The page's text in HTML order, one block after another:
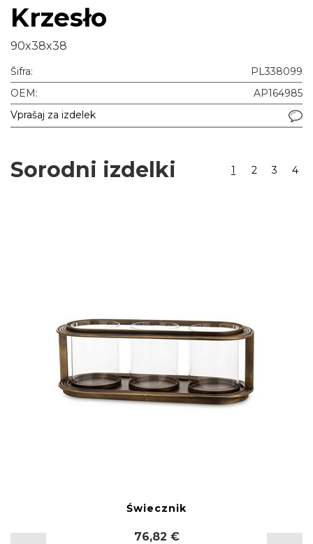
Krzesło
90x38x38
Šifra:
PL338099
OEM:
AP164985
Vprašaj za izdelek
Sorodni izdelki 1 2 3 4
Świecznik
76,82 €